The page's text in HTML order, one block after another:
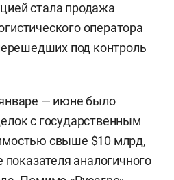
стала продажа
оператора
под контроль
— июне было
с государственным
свыше $10 млрд,
аналогичного